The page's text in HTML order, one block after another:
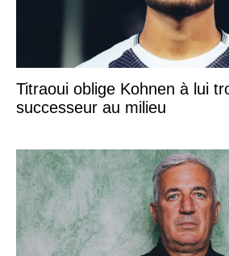
Titraoui oblige Kohnen à lui
successeur au milieu